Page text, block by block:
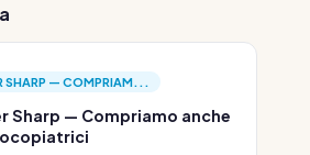
SHARP — COMPRIAM...
Sharp — Compriamo anche